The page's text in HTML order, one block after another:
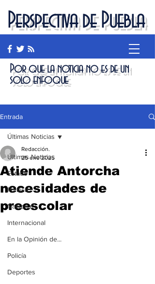
Perspectiva de Puebla
Por que la noticia no es de un
solo enfoque
Entrada
Últimas Noticias
Estado
Política
Nacional
Internacional
En la Opinión de...
Policía
Deportes
Últimas Noticias
Atiende Antorcha
necesidades de
preescolar
Redacción.
25 ene 2025